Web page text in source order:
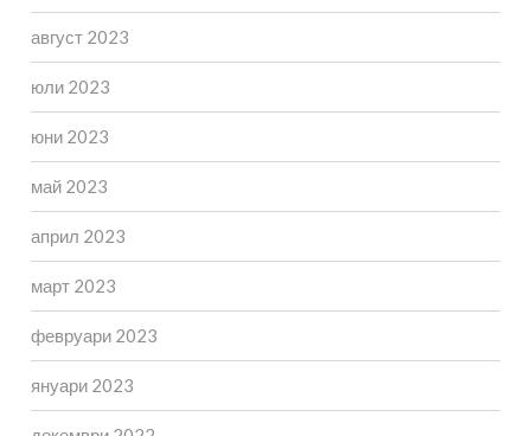
август 2023
юли 2023
юни 2023
май 2023
април 2023
март 2023
февруари 2023
януари 2023